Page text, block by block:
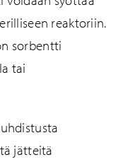
reaktoriin.
sorbentti
tai
jätteitä